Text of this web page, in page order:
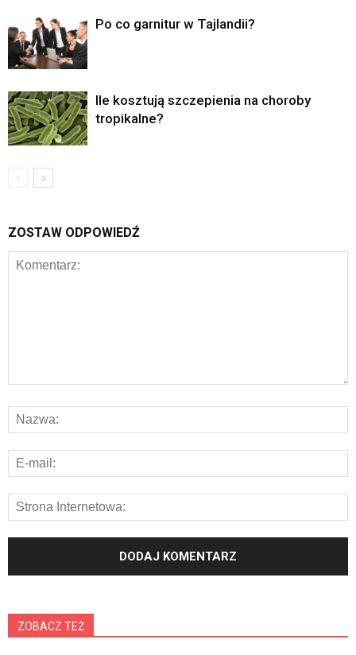
Po co garnitur w Tajlandii?
Ile kosztują szczepienia na choroby
tropikalne?
ZOSTAW ODPOWIEDŹ
ZOBACZ TEŻ